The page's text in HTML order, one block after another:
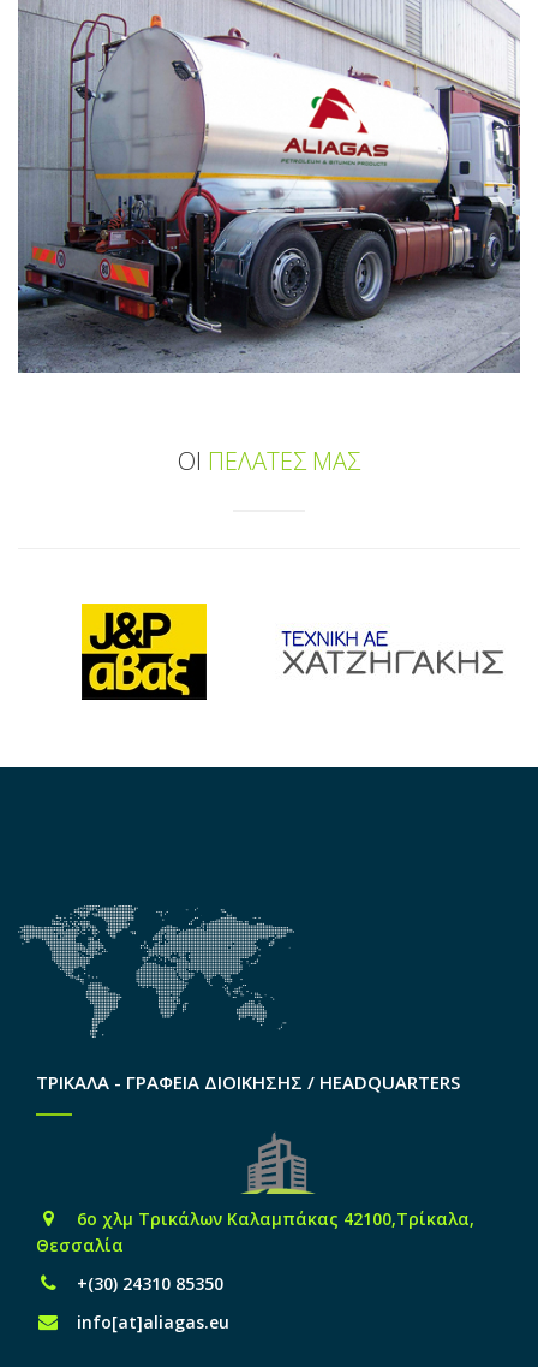
ΟΙ ΠΕΛΑΤΕΣ ΜΑΣ
ΤΡΙΚΑΛΑ - ΓΡΑΦΕΙΑ ΔΙΟΙΚΗΣΗΣ / HEADQUARTERS
6o χλμ Τρικάλων Καλαμπάκας 42100,Τρίκαλα,
Θεσσαλία
+(30) 24310 85350
info[at]aliagas.eu